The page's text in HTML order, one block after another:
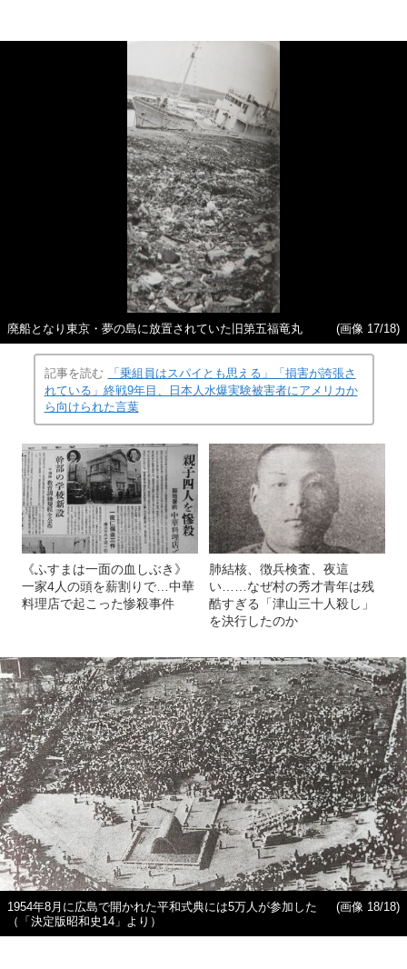
廃船となり東京・夢の島に放置されていた旧第五福竜丸 (画像 17/18)
記事を読む
「乗組員はスパイとも思える」「損害が誇張さ
れている」終戦9年目、日本人水爆実験被害者にアメリカか
ら向けられた言葉
《ふすまは一面の血しぶき》
一家4人の頭を薪割りで…中華
料理店で起こった惨殺事件
肺結核、徴兵検査、夜這
い……なぜ村の秀才青年は残
酷すぎる「津山三十人殺し」
を決行したのか
1954年8月に広島で開かれた平和式典には5万人が参加した
（「決定版昭和史14」より）
(画像 18/18)